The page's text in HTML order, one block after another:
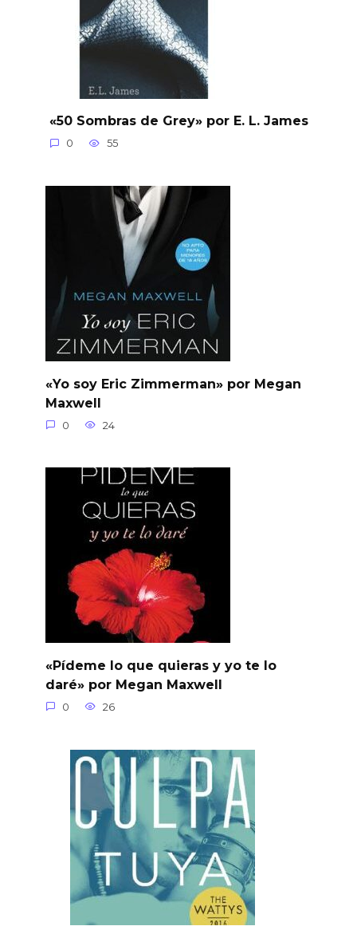
«50 Sombras de Grey» por E. L. James
0 55
«Yo soy Eric Zimmerman» por Megan
Maxwell
0 24
«Pídeme lo que quieras y yo te lo
daré» por Megan Maxwell
0 26